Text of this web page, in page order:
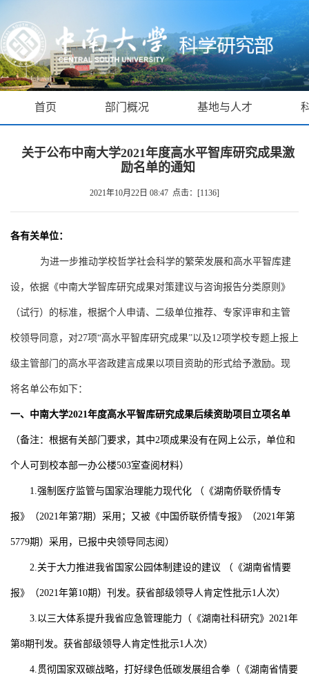
首页 部门概况 基地与人才
关于公布中南大学2021年度高水平智库研究成果激
励名单的通知
2021年10月22日 08:47 点击：[1136]
各有关单位：
为进一步推动学校哲学社会科学的繁荣发展和高水平智库建
设，依据《中南大学智库研究成果对策建议与咨询报告分类原则》
（试行） 的标准，根据个人申请、二级单位推荐、专家评审和主管
校领导同意，对27项“高水平智库研究成果”以及12项学校专题上报上
级主管部门的高水平咨政建言成果以项目资助的形式给予激励。现
将名单公布如下：
一、中南大学2021年度高水平智库研究成果后续资助项目立项名单
（备注：根据有关部门要求，其中2项成果没有在网上公示，单位和
个人可到校本部一办公楼503室查阅材料）
1.强制医疗监管与国家治理能力现代化 （《湖南侨联侨情专
报》（2021年第7期）采用；又被《中国侨联侨情专报》（2021年第
5779期）采用，已报中央领导同志阅）
2.关于大力推进我省国家公园体制建设的建议 （《湖南省情要
报》（2021年第10期）刊发。获省部级领导人肯定性批示1人次）
3.以三大体系提升我省应急管理能力 （《湖南社科研究》 2021年
第8期刊发。获省部级领导人肯定性批示1人次）
4. 贯彻国家双碳战略，打好绿色低碳发展组合拳 （《湖南省情要